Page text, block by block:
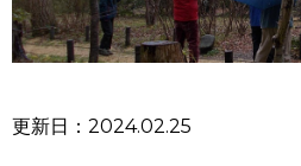
更新日：2024.02.25